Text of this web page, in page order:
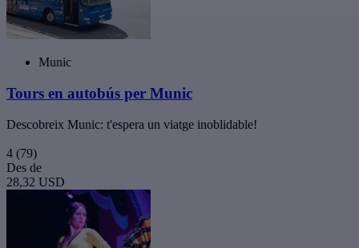
Munic
Tours en autobús per Munic
Descobreix Munic: t'espera un viatge inoblidable!
4 (79)
Des de
28,32 USD